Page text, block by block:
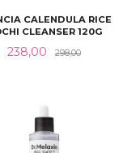
CALENDULA RICE
CLEANSER 120G
Tilbud
238,00 298,00Rabatt